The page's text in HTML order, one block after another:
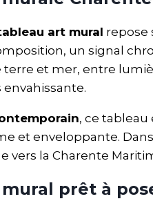
art mural repose
un signal
et mer, entre
, ce
et enveloppante.
vers la Charente
prêt à